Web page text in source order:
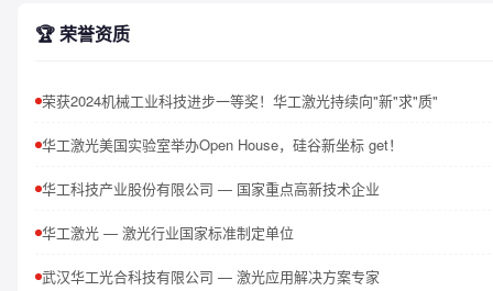
🏆 荣誉资质
荣获2024机械工业科技进步一等奖！华工激光持续向"新"求"质"
华工激光美国实验室举办Open House，硅谷新坐标 get！
华工科技产业股份有限公司 — 国家重点高新技术企业
华工激光 — 激光行业国家标准制定单位
武汉华工光合科技有限公司 — 激光应用解决方案专家